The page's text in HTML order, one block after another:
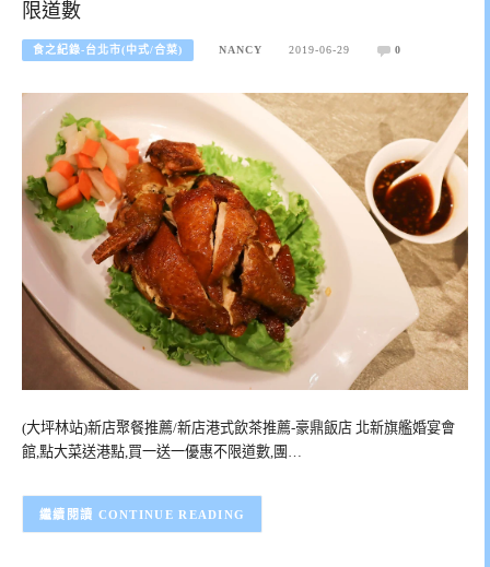
限道數
食之紀錄-台北市(中式/合菜) NANCY 2019-06-29 0
(大坪林站)新店聚餐推薦/新店港式飲茶推薦-豪鼎飯店 北新旗艦婚宴會
館,點大菜送港點,買一送一優惠不限道數,團…
CONTINUE READING